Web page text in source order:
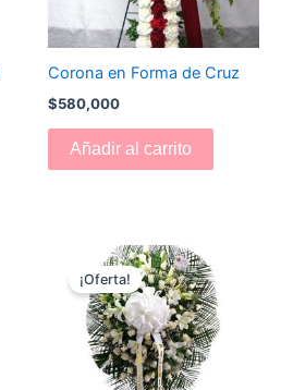
Corona en Forma de Cruz
$580,000
Añadir al carrito
¡Oferta!
El
precio
original
era:
$350,000.
El
precio
actual
es:
$330,000.